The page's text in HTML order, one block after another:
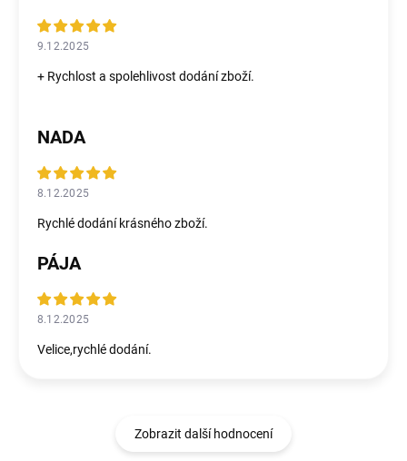
9.12.2025
+ Rychlost a spolehlivost dodání zboží.
NADA
8.12.2025
Rychlé dodání krásného zboží.
PÁJA
8.12.2025
Velice,rychlé dodání.
Zobrazit další hodnocení